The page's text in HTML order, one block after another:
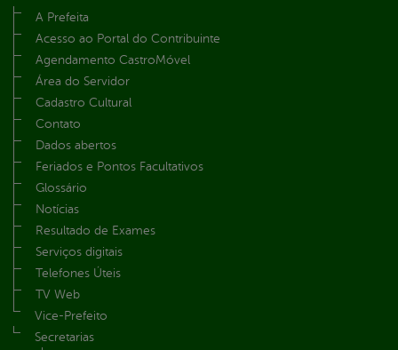
A Prefeita
Acesso ao Portal do Contribuinte
Agendamento CastroMóvel
Área do Servidor
Cadastro Cultural
Contato
Dados abertos
Feriados e Pontos Facultativos
Glossário
Notícias
Resultado de Exames
Serviços digitais
Telefones Úteis
TV Web
Vice-Prefeito
Secretarias